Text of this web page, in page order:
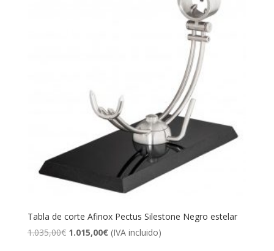
Tabla de corte Afinox Pectus Silestone Negro estelar
1.035,00€ El
1.015,00€El(IVA incluido)